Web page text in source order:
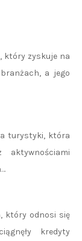
który zyskuje na
a jego
turystyki, która
aktywnościami
który odnosi się
kredyty